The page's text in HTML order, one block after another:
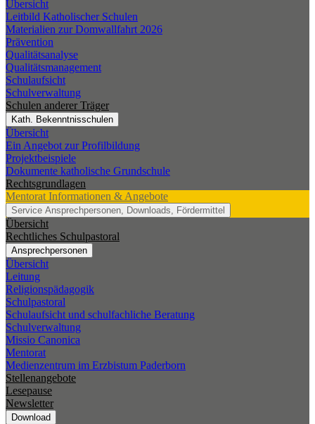
Übersicht
Leitbild Katholischer Schulen
Materialien zur Domwallfahrt 2026
Prävention
Qualitätsanalyse
Qualitätsmanagement
Schulaufsicht
Schulverwaltung
Schulen anderer Träger
Kath. Bekenntnisschulen
Übersicht
Ein Angebot zur Profilbildung
Projektbeispiele
Dokumente katholische Grundschule
Rechtsgrundlagen
Mentorat Informationen & Angebote
Service Ansprechpersonen, Downloads, Fördermittel
Übersicht
Rechtliches Schulpastoral
Ansprechpersonen
Übersicht
Leitung
Religionspädagogik
Schulpastoral
Schulaufsicht und schulfachliche Beratung
Schulverwaltung
Missio Canonica
Mentorat
Medienzentrum im Erzbistum Paderborn
Stellenangebote
Lesepause
Newsletter
Download